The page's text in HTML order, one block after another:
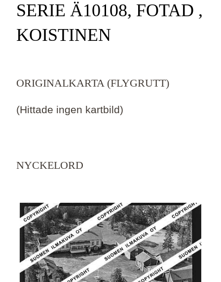
SERIE Ä10108, FOTAD ,
KOISTINEN
ORIGINALKARTA (FLYGRUTT)
(Hittade ingen kartbild)
NYCKELORD